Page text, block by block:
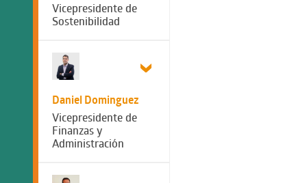
Vicepresidente de
Sostenibilidad
Daniel Dominguez
Vicepresidente de
Finanzas y
Administración